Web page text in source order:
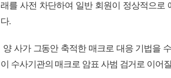
래를 사전 차단하여 일반 회원이 정상적으
다.
양 사가 그동안 축적한 매크로 대응 기법을
이 수사기관의 매크로 암표 사범 검거로 이어